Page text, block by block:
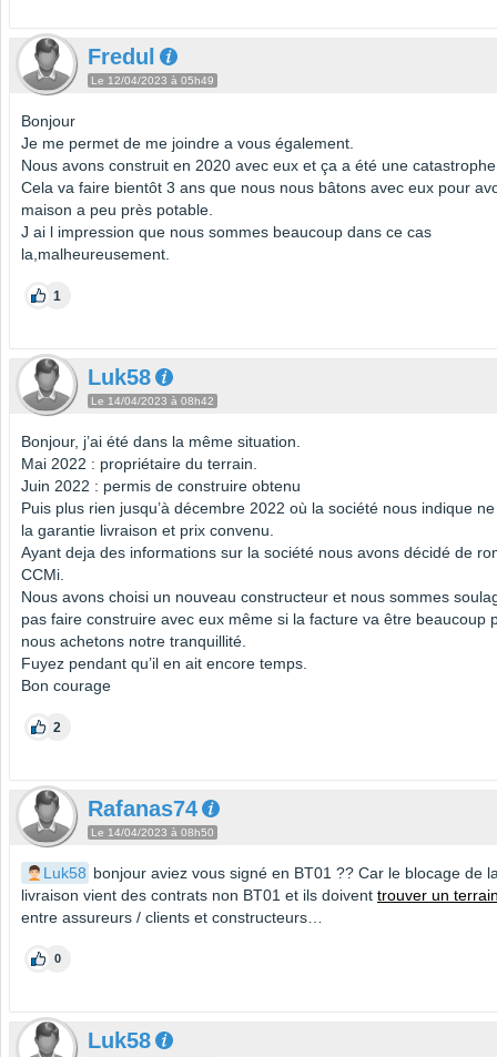
Fredul
Le 12/04/2023 à 05h49
Bonjour
Je me permet de me joindre a vous également.
Nous avons construit en 2020 avec eux et ça a été une
Cela va faire bientôt 3 ans que nous nous bâtons avec eux pour
maison a peu près potable.
J ai l impression que nous sommes beaucoup dans ce cas
la,malheureusement.
1
Luk58
Le 14/04/2023 à 08h42
Bonjour, j’ai été dans la même situation.
Mai 2022 : propriétaire du terrain.
Juin 2022 : permis de construire obtenu
Puis plus rien jusqu’à décembre 2022 où la société nous indique
la garantie livraison et prix convenu.
Ayant deja des informations sur la société nous avons décidé de
CCMi.
Nous avons choisi un nouveau constructeur et nous sommes
pas faire construire avec eux même si la facture va être beaucoup
nous achetons notre tranquillité.
Fuyez pendant qu’il en ait encore temps.
Bon courage
2
Rafanas74
Le 14/04/2023 à 08h50
Luk58 bonjour aviez vous signé en BT01 ?? Car le blocage de
livraison vient des contrats non BT01 et ils doivent trouver un
entre assureurs / clients et constructeurs…
0
Luk58